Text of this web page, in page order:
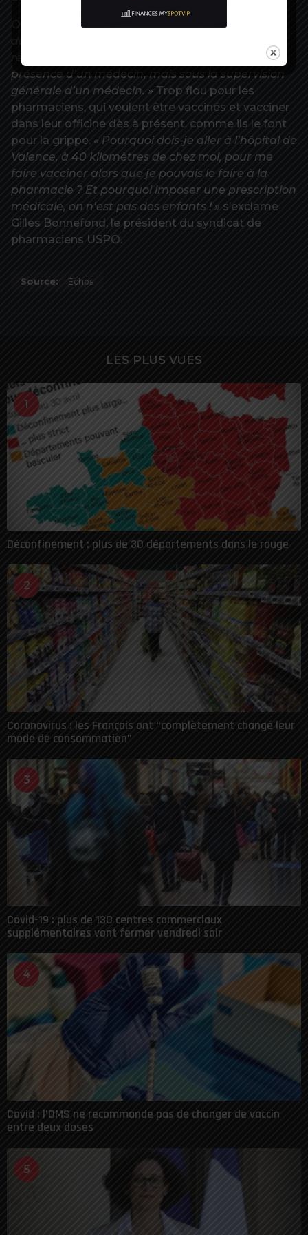
Olivier Véran veut« permettre à des infirmiers et
présence d’un médecin, mais sous la supervision
générale d’un médecin. » Trop flou pour les
pharmaciens, qui veulent être vaccinés et vacciner
dans leur officine dès à présent, comme ils le font
pour la grippe. « Pourquoi dois-je aller à l’hôpital de
Valence, à 40 kilomètres de chez moi, pour me
faire vacciner alors que je pouvais le faire à la
pharmacie ? Et pourquoi imposer une prescription
médicale, on n’est pas des enfants ! » s’exclame
Gilles Bonnefond, le président du syndicat de
pharmaciens USPO.
Source: Echos
LES PLUS VUES
1
Déconfinement : plus de 30 départements dans le rouge
2
Coronavirus : les Français ont “complètement changé leur
mode de consommation”
3
Covid-19 : plus de 130 centres commerciaux
supplémentaires vont fermer vendredi soir
4
Covid : l’OMS ne recommande pas de changer de vaccin
entre deux doses
5